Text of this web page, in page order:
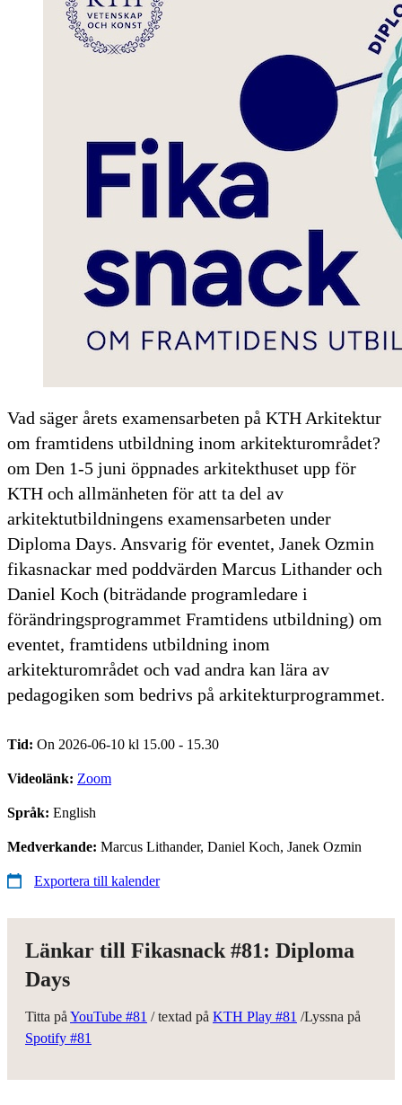
Vad säger årets examensarbeten på KTH Arkitektur
om framtidens utbildning inom arkitekturområdet?
om Den 1-5 juni öppnades arkitekthuset upp för
KTH och allmänheten för att ta del av
arkitektutbildningens examensarbeten under
Diploma Days. Ansvarig för eventet, Janek Ozmin
fikasnackar med poddvärden Marcus Lithander och
Daniel Koch (biträdande programledare i
förändringsprogrammet Framtidens utbildning) om
eventet, framtidens utbildning inom
arkitekturområdet och vad andra kan lära av
pedagogiken som bedrivs på arkitekturprogrammet.
Tid: On 2026-06-10 kl 15.00 - 15.30
Videolänk: Zoom
Språk: English
Medverkande: Marcus Lithander, Daniel Koch, Janek Ozmin
Exportera till kalender
Länkar till Fikasnack #81: Diploma
Days
Titta på YouTube #81 / textad på KTH Play #81 /Lyssna på
Spotify #81